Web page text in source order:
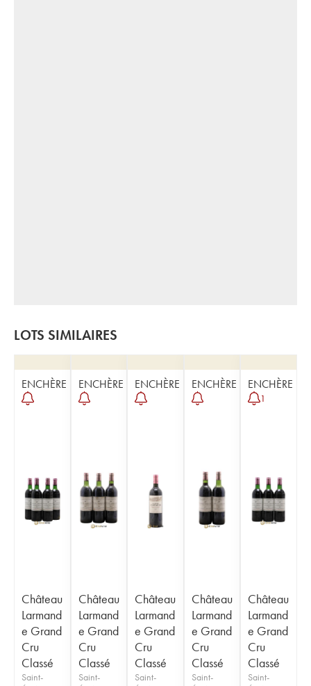
LOTS SIMILAIRES
ENCHÈRE
Château
Larmand
e Grand
Cru
Classé
Saint-
ENCHÈRE
Château
Larmand
e Grand
Cru
Classé
Saint-
ENCHÈRE
Château
Larmand
e Grand
Cru
Classé
Saint-
ENCHÈRE
Château
Larmand
e Grand
Cru
Classé
Saint-
ENCHÈRE
1
Château
Larmand
e Grand
Cru
Classé
Saint-